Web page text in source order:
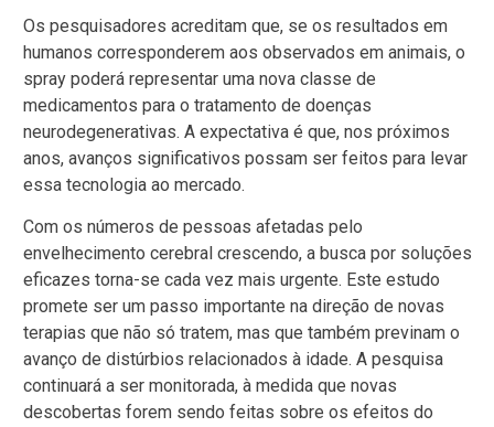
Os pesquisadores acreditam que, se os resultados em
humanos corresponderem aos observados em animais, o
spray poderá representar uma nova classe de
medicamentos para o tratamento de doenças
neurodegenerativas. A expectativa é que, nos próximos
anos, avanços significativos possam ser feitos para levar
essa tecnologia ao mercado.
Com os números de pessoas afetadas pelo
envelhecimento cerebral crescendo, a busca por soluções
eficazes torna-se cada vez mais urgente. Este estudo
promete ser um passo importante na direção de novas
terapias que não só tratem, mas que também previnam o
avanço de distúrbios relacionados à idade. A pesquisa
continuará a ser monitorada, à medida que novas
descobertas forem sendo feitas sobre os efeitos do